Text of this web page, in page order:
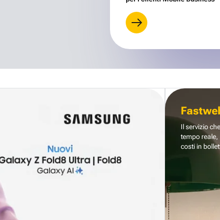
Il servizio
tempo
costi in